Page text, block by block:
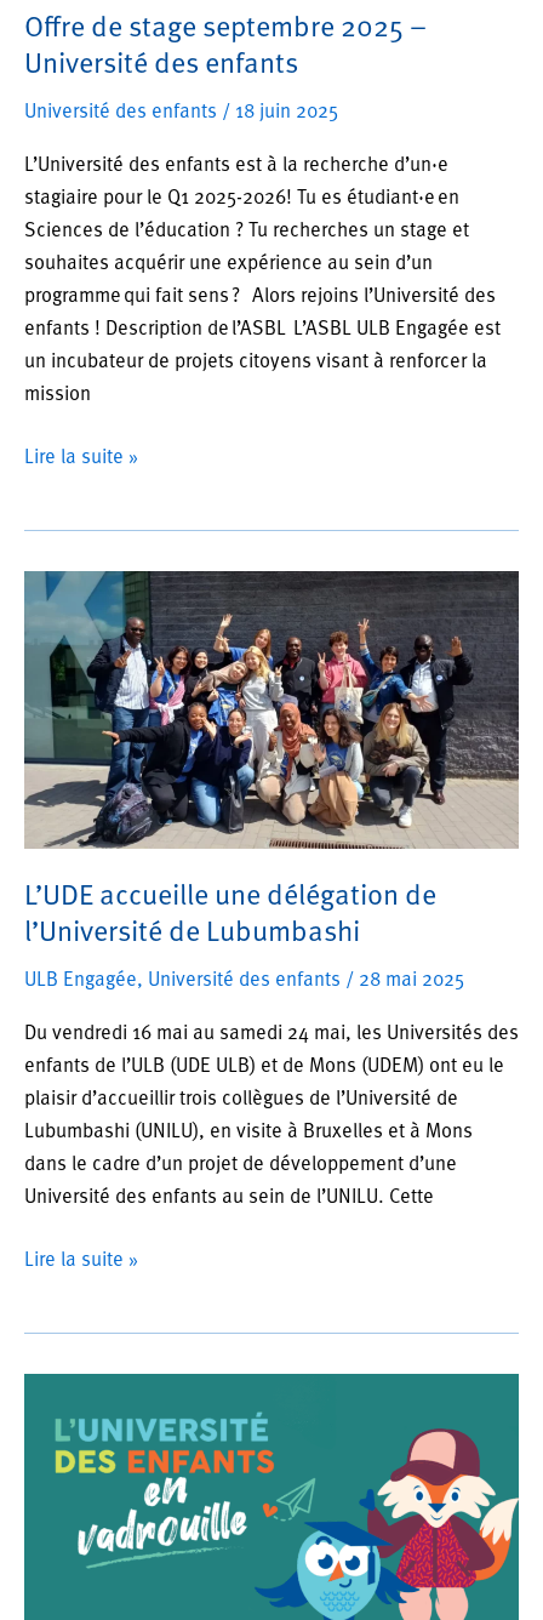
Offre de stage septembre 2025 –
Université des enfants
Université des enfants / 18 juin 2025
L’Université des enfants est à la recherche d’un·e
stagiaire pour le Q1 2025-2026! Tu es étudiant·e en
Sciences de l’éducation ? Tu recherches un stage et
souhaites acquérir une expérience au sein d’un
programme qui fait sens ? Alors rejoins l’Université des
enfants ! Description de l’ASBL L’ASBL ULB Engagée est
un incubateur de projets citoyens visant à renforcer la
mission
Offre
2025
Université
des
enfants
Lire la suite »
L’UDE accueille une délégation de
l’Université de Lubumbashi
ULB Engagée, Université des enfants / 28 mai 2025
Du vendredi 16 mai au samedi 24 mai, les Universités des
enfants de l’ULB (UDE ULB) et de Mons (UDEM) ont eu le
plaisir d’accueillir trois collègues de l’Université de
Lubumbashi (UNILU), en visite à Bruxelles et à Mons
dans le cadre d’un projet de développement d’une
Université des enfants au sein de l’UNILU. Cette
L’UDE
l’Université
Lire la suite »